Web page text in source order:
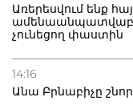
Առերեսվում ենք
չունեցող փաստին
14:16
Անա Բրնաբիչը